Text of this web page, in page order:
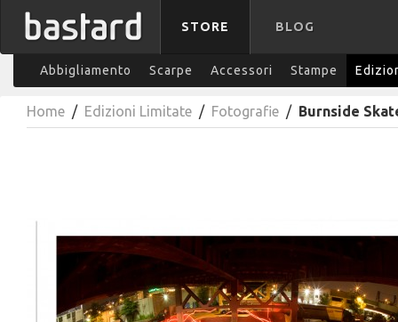
STORE BLOG
Abbigliamento Scarpe Accessori Stampe
Home / Edizioni Limitate / Fotografie / Burnside